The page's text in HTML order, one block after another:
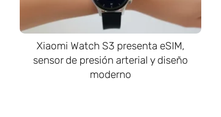
Xiaomi Watch S3 presenta eSIM,
sensor de presión arterial y diseño
moderno